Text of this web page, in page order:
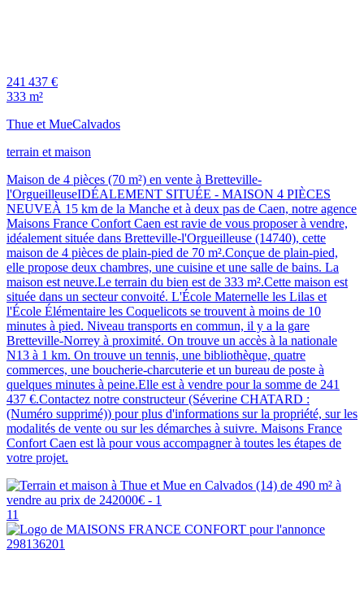
241 437 €
333 m²
Thue et MueCalvados
terrain et maison
Maison de 4 pièces (70 m²) en vente à Bretteville-
l'OrgueilleuseIDÉALEMENT SITUÉE - MAISON 4 PIÈCES
NEUVEÀ 15 km de la Manche et à deux pas de Caen, notre agence
Maisons France Confort Caen est ravie de vous proposer à vendre,
idéalement située dans Bretteville-l'Orgueilleuse (14740), cette
maison de 4 pièces de plain-pied de 70 m².Conçue de plain-pied,
elle propose deux chambres, une cuisine et une salle de bains. La
maison est neuve.Le terrain du bien est de 333 m².Cette maison est
située dans un secteur convoité. L'École Maternelle les Lilas et
l'École Élémentaire les Coquelicots se trouvent à moins de 10
minutes à pied. Niveau transports en commun, il y a la gare
Bretteville-Norrey à proximité. On trouve un accès à la nationale
N13 à 1 km. On trouve un tennis, une bibliothèque, quatre
commerces, une boucherie-charcuterie et un bureau de poste à
quelques minutes à peine.Elle est à vendre pour la somme de 241
437 €.Contactez notre constructeur (Séverine CHATARD :
(Numéro supprimé)) pour plus d'informations sur la propriété, sur les
modalités de vente ou sur les démarches à suivre. Maisons France
Confort Caen est là pour vous accompagner à toutes les étapes de
votre projet.
11